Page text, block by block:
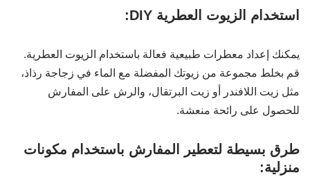
استخدام الزيوت العطرية DIY:
يمكنك إعداد معطرات طبيعية فعالة باستخدام الزيوت العطرية.
قم بخلط مجموعة من زيوتك المفضلة مع الماء في زجاجة رذاذ،
مثل زيت اللافندر أو زيت البرتقال، والرش على المفارش
للحصول على رائحة منعشة.
طرق بسيطة لتعطير المفارش باستخدام مكونات
منزلية: